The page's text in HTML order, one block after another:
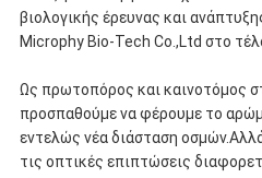
βιολογικής έρευνας και
Microphy Bio-Tech Co.,Ltd στο
Ως πρωτοπόρος και καινοτόμος
προσπαθούμε να φέρουμε το
εντελώς νέα διάσταση
τις οπτικές επιπτώσεις